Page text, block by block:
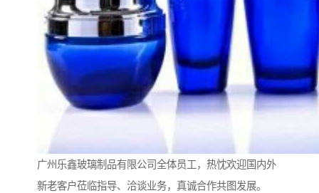
广州乐鑫玻璃制品有限公司全体员工，热忱欢迎国内外
新老客户莅临指导、洽谈业务，真诚合作共图发展。